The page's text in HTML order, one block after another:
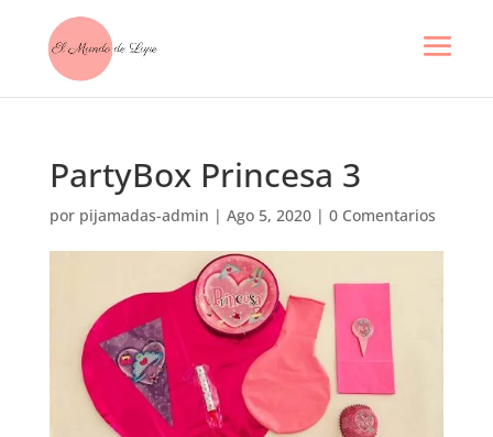
PartyBox Princesa 3
por pijamadas-admin | Ago 5, 2020| 0 Comentarios